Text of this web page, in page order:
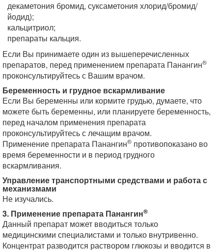
декаметония бромид, суксаметония хлорид/бромид/
йодид);
кальцитриол;
препараты кальция.
Если Вы принимаете один из вышеперечисленных
препаратов, перед применением препарата Панангин®
проконсультируйтесь с Вашим врачом.
Беременность и грудное вскармливание
Если Вы беременны или кормите грудью, думаете, что
можете быть беременны, или планируете беременность,
перед началом применения препарата
проконсультируйтесь с лечащим врачом.
Применение препарата Панангин® противопоказано во
время беременности и в период грудного
вскармливания.
Управление транспортными средствами и работа с
механизмами
Не изучались.
3. Применение препарата Панангин®
Данный препарат может вводиться только
медицинскими специалистами и только внутривенно.
Концентрат разводится раствором глюкозы и вводится в